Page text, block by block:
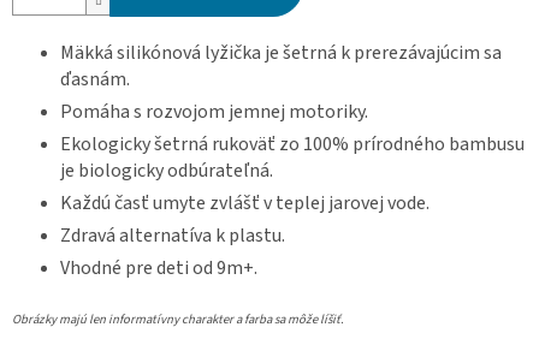
Mäkká silikónová lyžička je šetrná k prerezávajúcim sa
ďasnám.
Pomáha s rozvojom jemnej motoriky.
Ekologicky šetrná rukoväť zo 100% prírodného bambusu
je biologicky odbúrateľná.
Každú časť umyte zvlášť v teplej jarovej vode.
Zdravá alternatíva k plastu.
Vhodné pre deti od 9m+.
Obrázky majú len informatívny charakter a farba sa môže líšiť.